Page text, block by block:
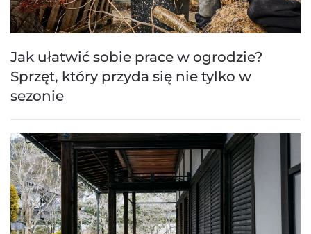
Jak ułatwić sobie prace w ogrodzie?
Sprzęt, który przyda się nie tylko w
sezonie